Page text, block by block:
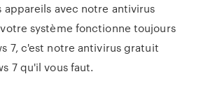
appareils avec notre antivirus
système fonctionne toujours
7, c'est notre antivirus gratuit
7 qu'il vous faut.